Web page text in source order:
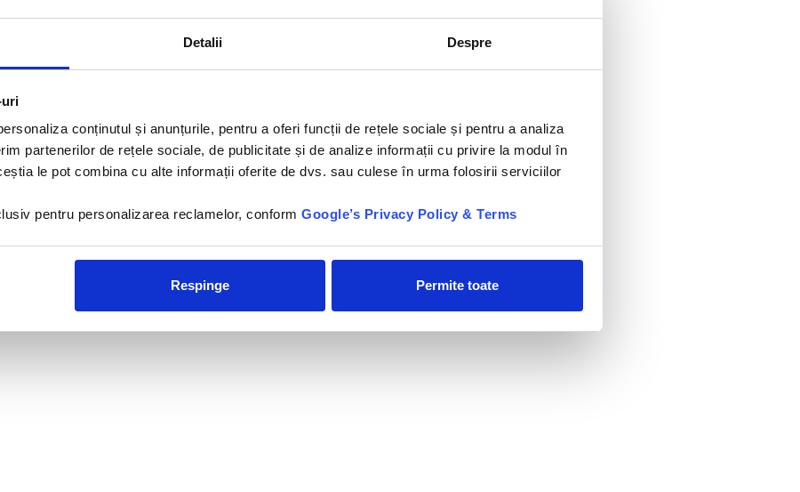
Detalii Despre
conținutul și anunțurile, pentru a oferi funcții de rețele sociale și pentru a analiza
partenerilor de rețele sociale, de publicitate și de analize informații cu privire la modul în
le pot combina cu alte informații oferite de dvs. sau culese în urma folosirii serviciilor
pentru personalizarea reclamelor, conform Google’s Privacy Policy & Terms
Respinge Permite toate
4* este situat pe
tarmulGolfului Aqaba, la 8 km
de orasul dahab si...